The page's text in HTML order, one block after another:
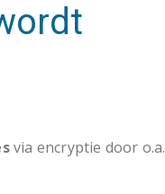
via encryptie door o.a.